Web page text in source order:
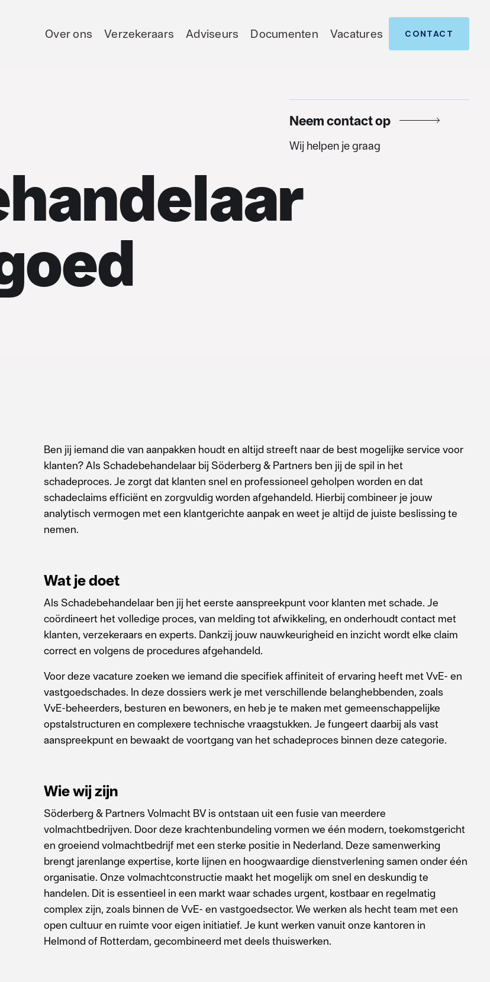
Over ons Verzekeraars Adviseurs Documenten Vacatures CONTACT
Neem contact op
Wij helpen je graag
Ben jij iemand die van aanpakken houdt en altijd streeft naar de best mogelijke service voor
klanten? Als Schadebehandelaar bij Söderberg & Partners ben jij de spil in het
schadeproces. Je zorgt dat klanten snel en professioneel geholpen worden en dat
schadeclaims efficiënt en zorgvuldig worden afgehandeld. Hierbij combineer je jouw
analytisch vermogen met een klantgerichte aanpak en weet je altijd de juiste beslissing te
nemen.
Wat je doet
Als Schadebehandelaar ben jij het eerste aanspreekpunt voor klanten met schade. Je
coördineert het volledige proces, van melding tot afwikkeling, en onderhoudt contact met
klanten, verzekeraars en experts. Dankzij jouw nauwkeurigheid en inzicht wordt elke claim
correct en volgens de procedures afgehandeld.
Voor deze vacature zoeken we iemand die specifiek affiniteit of ervaring heeft met VvE- en
vastgoedschades. In deze dossiers werk je met verschillende belanghebbenden, zoals
VvE-beheerders, besturen en bewoners, en heb je te maken met gemeenschappelijke
opstalstructuren en complexere technische vraagstukken. Je fungeert daarbij als vast
aanspreekpunt en bewaakt de voortgang van het schadeproces binnen deze categorie.
Wie wij zijn
Söderberg & Partners Volmacht BV is ontstaan uit een fusie van meerdere
volmachtbedrijven. Door deze krachtenbundeling vormen we één modern, toekomstgericht
en groeiend volmachtbedrijf met een sterke positie in Nederland. Deze samenwerking
brengt jarenlange expertise, korte lijnen en hoogwaardige dienstverlening samen onder één
organisatie. Onze volmachtconstructie maakt het mogelijk om snel en deskundig te
handelen. Dit is essentieel in een markt waar schades urgent, kostbaar en regelmatig
complex zijn, zoals binnen de VvE- en vastgoedsector. We werken als hecht team met een
open cultuur en ruimte voor eigen initiatief. Je kunt werken vanuit onze kantoren in
Helmond of Rotterdam, gecombineerd met deels thuiswerken.